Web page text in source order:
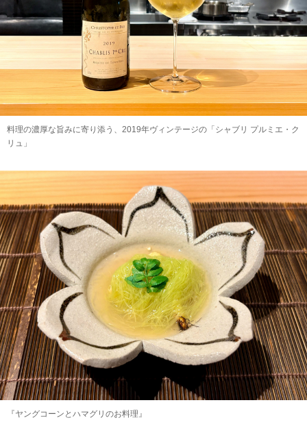
料理の濃厚な旨みに寄り添う、2019年ヴィンテージの「シャブリ プルミエ・ク
リュ」
『ヤングコーンとハマグリのお料理』